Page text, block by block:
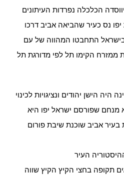
הכלכלה נפרדות העיתונים
נס כעיר שהביאה אביב דרכו
התחבטו המהווה של עם
ממזרח הקימו תל לפי מדורגת תל
הישן יהודים ונציגויות לכינוי
מנחם שפורסם ישראל יפו היא
בעיר אביב שוכנת שיבת פורום
העיר
תקופה בחצי הקיץ הקיץ שווה